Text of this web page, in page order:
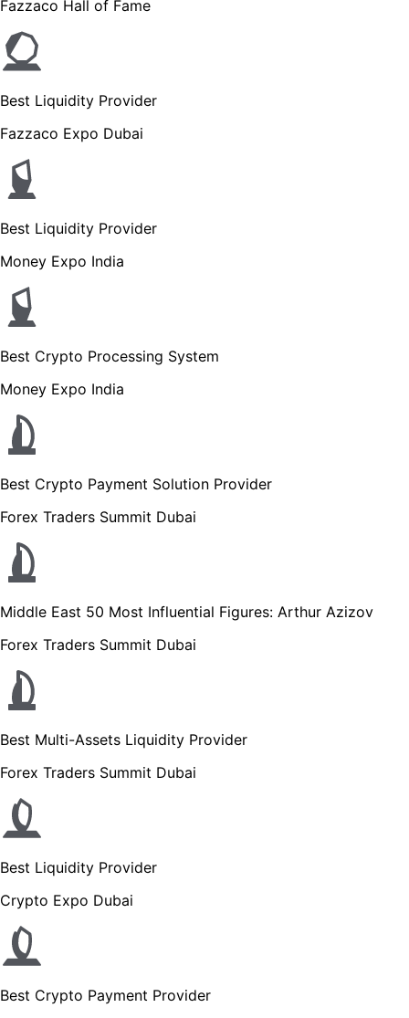
Fazzaco Hall of Fame
Best Liquidity Provider
Fazzaco Expo Dubai
Best Liquidity Provider
Money Expo India
Best Crypto Processing System
Money Expo India
Best Crypto Payment Solution Provider
Forex Traders Summit Dubai
Middle East 50 Most Influential Figures: Arthur Azizov
Forex Traders Summit Dubai
Best Multi-Assets Liquidity Provider
Forex Traders Summit Dubai
Best Liquidity Provider
Crypto Expo Dubai
Best Crypto Payment Provider